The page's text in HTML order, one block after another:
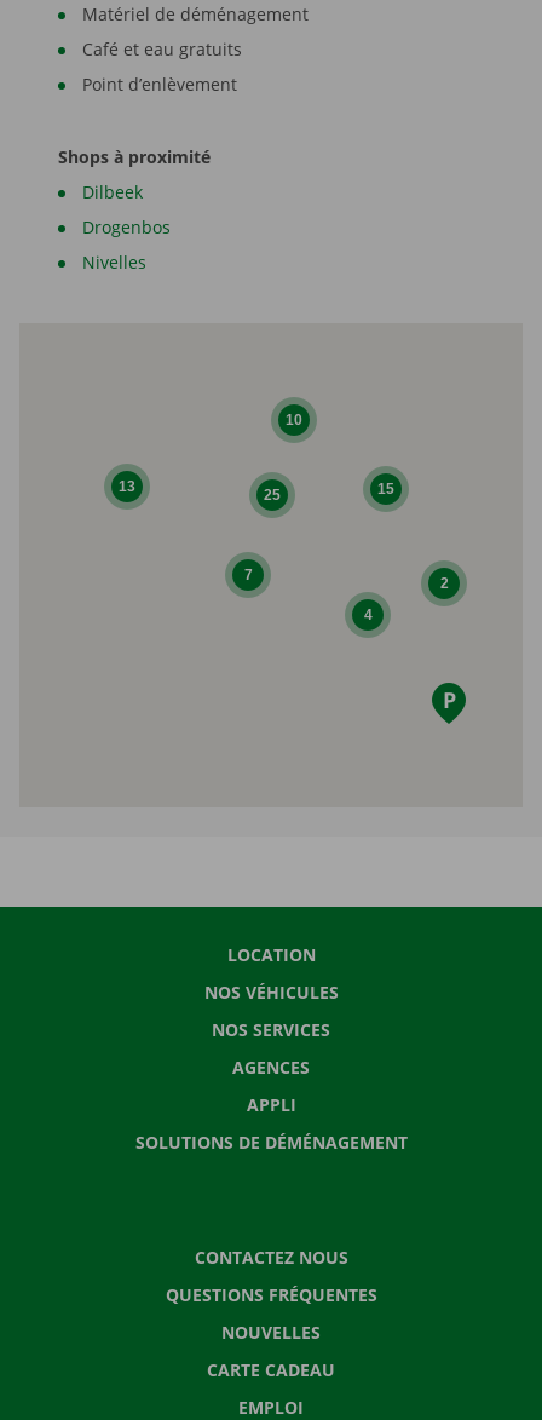
Matériel de déménagement
Café et eau gratuits
Point d’enlèvement
Shops à proximité
Dilbeek
Drogenbos
Nivelles
25 15
13
7
10
4
2
LOCATION
NOS VÉHICULES
NOS SERVICES
AGENCES
APPLI
SOLUTIONS DE DÉMÉNAGEMENT
CONTACTEZ NOUS
QUESTIONS FRÉQUENTES
NOUVELLES
CARTE CADEAU
EMPLOI